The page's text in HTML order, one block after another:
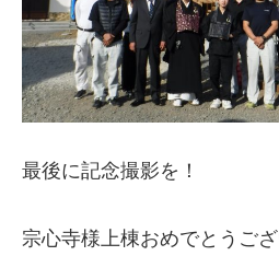
最後に記念撮影を！
宗心寺様上棟おめでとうござ